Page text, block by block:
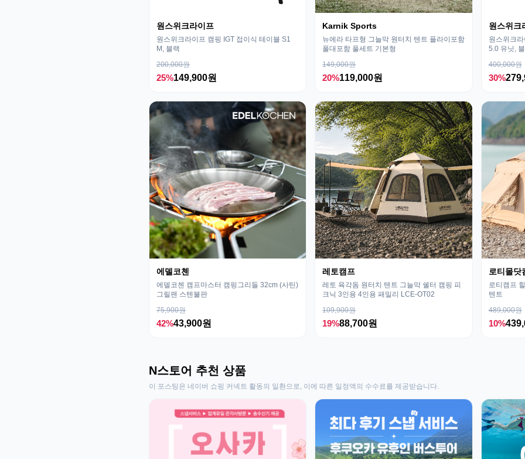
원스위크라이프
원스위크라이프 캠핑 IGT 접이식 테이블 S1
M, 블랙
200,000원
25%149,900원
Karnik Sports
뉴에라 타프형 그늘막 원터치 텐트 플라이포함
폴대포함 풀세트 기본형
149,000원
20%119,000원
원스위크
원스위크
5.0 유닛,
400,000원
30%
에델코첸
에델코첸 캠프마스터 캠핑그리들 32cm (사틴)
그릴팬 스텐불판
75,900원
42%43,900원
레토캠프
레토 육각돔 원터치 텐트 그늘막 쉘터 캠핑 피
크닉 3인용 4인용 패밀리 LCE-OT02
109,900원
19%88,700원
로티몰닷
로티캠프
텐트
489,000원
10%
N스토어 추천 상품
이 포스팅은 네이버 쇼핑 커넥트 활동의 일환으로, 이에 따른 일정액의 수수료를 제공받습니다.